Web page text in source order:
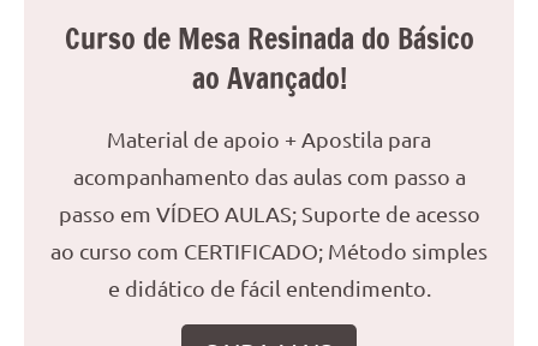
Curso de Mesa Resinada do Básico
ao Avançado!
Material de apoio + Apostila para
acompanhamento das aulas com passo a
passo em VÍDEO AULAS; Suporte de acesso
ao curso com CERTIFICADO; Método simples
e didático de fácil entendimento.